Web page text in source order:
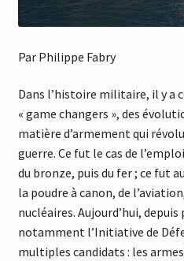
Par Philippe Fabry
Dans l’histoire militaire, il y a
« game changers », des
matière d’armement qui
guerre. Ce fut le cas de
du bronze, puis du fer ; ce fut
la poudre à canon, de
nucléaires. Aujourd’hui,
notamment l’Initiative de
multiples candidats : les